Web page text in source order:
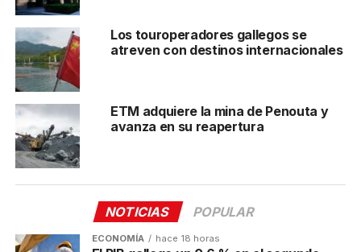
Eleclipse solar total
uno de los eventos que la Xunta busca promocionar,
y es queGalicia será uno de los mejores lugares de
Europa para observarlo
Santiago vuelve a ser protagonista de la marca en
FITUR, así como rutas costeras y patrimonio cultural
de la Comunidad. El stand de Galicia Calidade también
contará con actividades abiertas al público durante
este fin de semana. Entre ellas, se llevarán a cabo
degustaciones culinarias y actuaciones musicales.
Post Views: 312
TEMAS RELACIONADOS: GALICIA TURISMO
Los touroperadores gallegos se
atreven con destinos internacionales
ETM adquiere la mina de Penouta y
avanza en su reapertura
NOTICIAS POPULAR
ECONOMÍA hace 18 horas